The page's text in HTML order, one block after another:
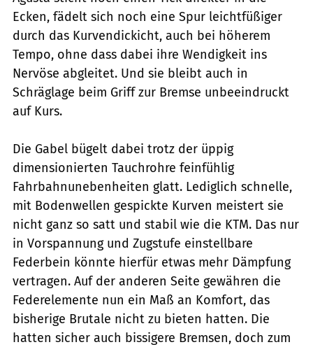
Ecken, fädelt sich noch eine Spur leichtfüßiger
durch das Kurvendickicht, auch bei höherem
Tempo, ohne dass dabei ihre Wendigkeit ins
Nervöse abgleitet. Und sie bleibt auch in
Schräglage beim Griff zur Bremse unbeeindruckt
auf Kurs.
Die Gabel bügelt dabei trotz der üppig
dimensionierten Tauchrohre feinfühlig
Fahrbahnunebenheiten glatt. Lediglich schnelle,
mit Bodenwellen gespickte Kurven meistert sie
nicht ganz so satt und stabil wie die KTM. Das nur
in Vorspannung und Zugstufe einstellbare
Federbein könnte hierfür etwas mehr Dämpfung
vertragen. Auf der anderen Seite gewähren die
Federelemente nun ein Maß an Komfort, das
bisherige Brutale nicht zu bieten hatten. Die
hatten sicher auch bissigere Bremsen, doch zum